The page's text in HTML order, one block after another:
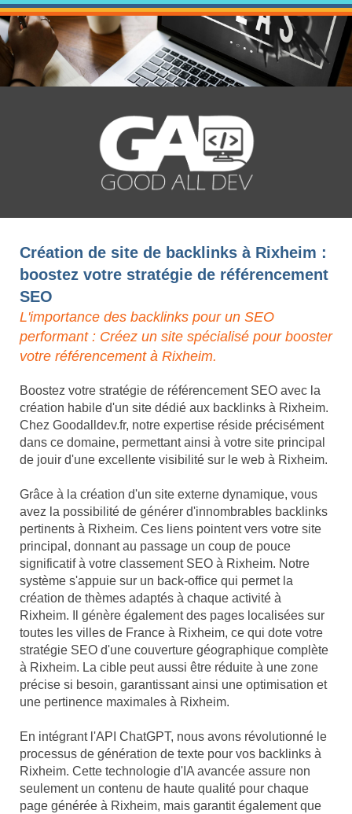
Création de site de backlinks à Rixheim :
boostez votre stratégie de référencement
SEO
L'importance des backlinks pour un SEO
performant : Créez un site spécialisé pour booster
votre référencement à Rixheim.
Boostez votre stratégie de référencement SEO avec la
création habile d'un site dédié aux backlinks à Rixheim.
Chez Goodalldev.fr, notre expertise réside précisément
dans ce domaine, permettant ainsi à votre site principal
de jouir d'une excellente visibilité sur le web à Rixheim.
Grâce à la création d'un site externe dynamique, vous
avez la possibilité de générer d'innombrables backlinks
pertinents à Rixheim. Ces liens pointent vers votre site
principal, donnant au passage un coup de pouce
significatif à votre classement SEO à Rixheim. Notre
système s'appuie sur un back-office qui permet la
création de thèmes adaptés à chaque activité à
Rixheim. Il génère également des pages localisées sur
toutes les villes de France à Rixheim, ce qui dote votre
stratégie SEO d'une couverture géographique complète
à Rixheim. La cible peut aussi être réduite à une zone
précise si besoin, garantissant ainsi une optimisation et
une pertinence maximales à Rixheim.
En intégrant l'API ChatGPT, nous avons révolutionné le
processus de génération de texte pour vos backlinks à
Rixheim. Cette technologie d'IA avancée assure non
seulement un contenu de haute qualité pour chaque
page générée à Rixheim, mais garantit également que